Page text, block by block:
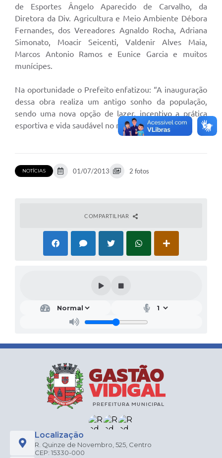
de Esportes Ângelo Aparecido de Carvalho, da
Diretora da Div. Agricultura e Meio Ambiente Débora
Fernandes, dos Vereadores Agnaldo Rocha, Adriana
Simonato, Moacir Seicenti, Valdenir Alves Maia,
Marcos Antonio Ramos e Eunice Garcia e muitos
munícipes.
Na oportunidade o Prefeito enfatizou: “A inauguração
dessa obra realiza um antigo sonho da população,
sendo uma nova opção de lazer, incentivo a prática
esportiva e vida saudável no município”.
NOTÍCIAS 01/07/2013 2 fotos
COMPARTILHAR
Localização
R. Quinze de Novembro, 525, Centro
CEP: 15330-000